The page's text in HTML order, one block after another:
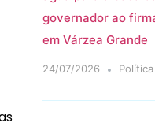
governador ao
em Várzea Grande
24/07/2026 Política